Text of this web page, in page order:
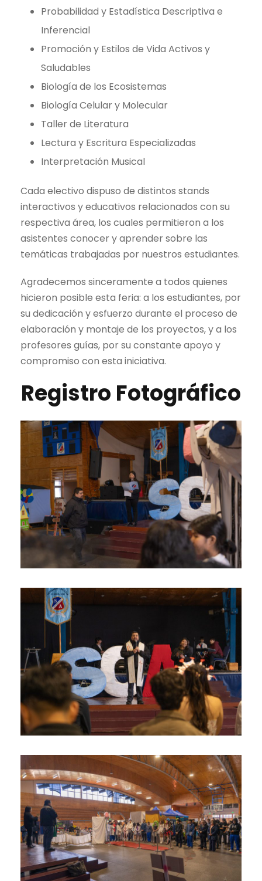
Probabilidad y Estadística Descriptiva e
Inferencial
Promoción y Estilos de Vida Activos y
Saludables
Biología de los Ecosistemas
Biología Celular y Molecular
Taller de Literatura
Lectura y Escritura Especializadas
Interpretación Musical
Cada electivo dispuso de distintos stands
interactivos y educativos relacionados con su
respectiva área, los cuales permitieron a los
asistentes conocer y aprender sobre las
temáticas trabajadas por nuestros estudiantes.
Agradecemos sinceramente a todos quienes
hicieron posible esta feria: a los estudiantes, por
su dedicación y esfuerzo durante el proceso de
elaboración y montaje de los proyectos, y a los
profesores guías, por su constante apoyo y
compromiso con esta iniciativa.
Registro Fotográfico